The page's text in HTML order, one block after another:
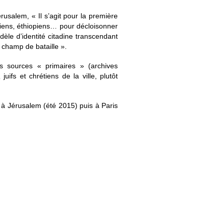
« Il s’agit pour la première
éthiopiens… pour décloisonner
d’identité citadine transcendant
de bataille ».
sources « primaires » (archives
juifs et chrétiens de la ville, plutôt
Jérusalem (été 2015) puis à Paris